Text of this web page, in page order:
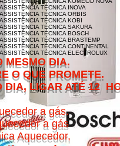
ASSISTÊNCIA TÉCNICA INOVA
ASSISTÊNCIA TÉCNICA ORBIS
ASSISTÊNCIA TÉCNICA KOBI
ASSISTÊNCIA TÉCNICA SAKURA
ASSISTÊNCIA TÉCNICA BOSCH
ASSISTÊNCIA TÉCNICA BRASTEMP
ASSISTÊNCIA TÉCNICA CONTINENTAL
ASSISTÊNCIA TÉCNICA ELECTROLUX
DIA.
ATÉ 12
a gás.
a gás
Aquecedor,